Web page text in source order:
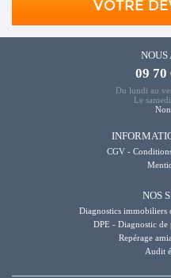
VOTRE
NOUS
09 70
Du lundi au
Le
CGV -
NOS
Diagnostics immobiliers
DPE - Diagnostic de
Repérage
Audit